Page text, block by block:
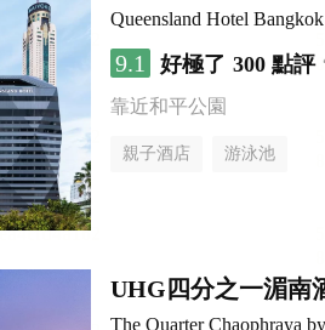
Queensland Hotel Bangkok
9.1 好極了 300 點評
靠近和平公園
親子酒店 游泳池
UHG四分之一湄南
The Quarter Chaophraya